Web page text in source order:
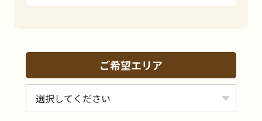
ご希望エリア